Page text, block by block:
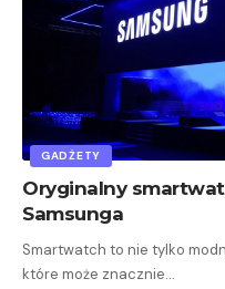
GADŻETY
Oryginalny
Samsunga
Smartwatch to nie tylko
które może znacznie…